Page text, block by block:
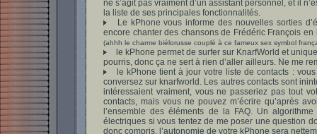
ne s’agit pas vraiment d’un assistant personnel, et il
la liste de ses principales fonctionnalités.
Le kPhone vous informe des nouvelles sorties
encore chanter des chansons de Frédéric François
(ahhh le charme biélorusse couplé à ce fameux sex symbol
le kPhone permet de surfer sur KnarfWorld et
pourris, donc ça ne sert à rien d’aller ailleurs. Ne me
le kPhone tient à jour votre liste de contacts :
conversez sur knarfworld. Les autres contacts sont
intéressaient vraiment, vous ne passeriez pas tout
contacts, mais vous ne pouvez m’écrire qu’après
l’ensemble des éléments de la FAQ. Un
électriques si vous tentez de me poser une question
donc compris, l’autonomie de votre kPhone sera